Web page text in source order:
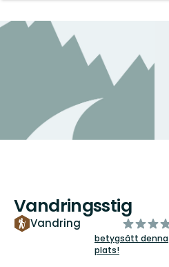
Vandringsstig
Vandring
av
5
betygsätt denna
plats!